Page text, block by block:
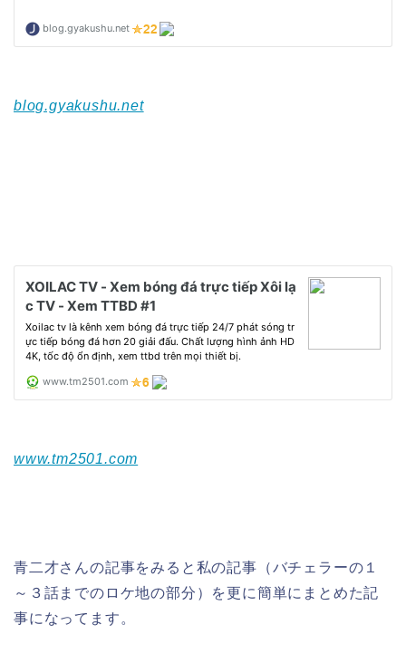
blog.gyakushu.net
www.tm2501.com
青二才さんの記事をみると私の記事（バチェラーの１
～３話までのロケ地の部分）を更に簡単にまとめた記
事になってます。